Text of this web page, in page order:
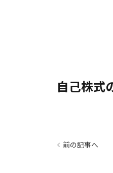
自己株式
前の記事へ